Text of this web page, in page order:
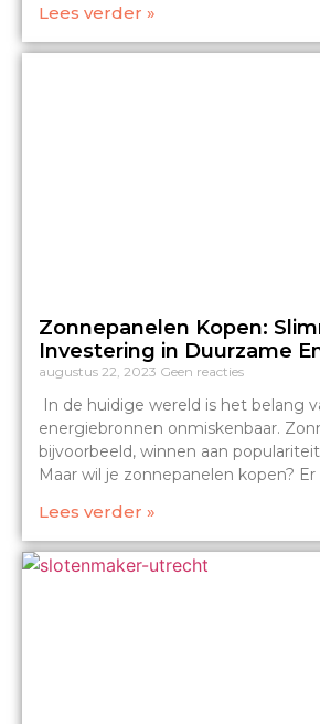
Lees verder »
Zonnepanelen Kopen:
Investering in Duurzame
augustus 22, 2023 Geen reacties
In de huidige wereld is het belang
energiebronnen onmiskenbaar.
bijvoorbeeld, winnen aan
Maar wil je zonnepanelen kopen? Er
Lees verder »